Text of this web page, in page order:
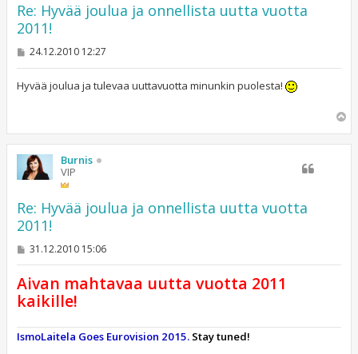
Re: Hyvää joulua ja onnellista uutta vuotta
2011!
V
s
t
24.12.2010 12:27
Hyvää joulua ja tulevaa uuttavuotta minunkin puolesta!
ö
Burnis
VIP
Re: Hyvää joulua ja onnellista uutta vuotta
2011!
V
s
t
i
31.12.2010 15:06
Aivan mahtavaa uutta vuotta 2011
kaikille!
IsmoLaitela Goes Eurovision 2015.Stay tuned!